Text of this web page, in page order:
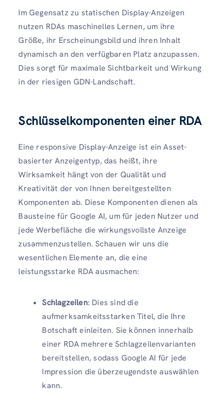
Im Gegensatz zu statischen Display-Anzeigen
nutzen RDAs maschinelles Lernen, um ihre
Größe, ihr Erscheinungsbild und ihren Inhalt
dynamisch an den verfügbaren Platz anzupassen.
Dies sorgt für maximale Sichtbarkeit und Wirkung
in der riesigen GDN-Landschaft.
Schlüsselkomponenten einer RDA
Eine responsive Display-Anzeige ist ein Asset-
basierter Anzeigentyp, das heißt, ihre
Wirksamkeit hängt von der Qualität und
Kreativität der von Ihnen bereitgestellten
Komponenten ab. Diese Komponenten dienen als
Bausteine ​​für Google AI, um für jeden Nutzer und
jede Werbefläche die wirkungsvollste Anzeige
zusammenzustellen. Schauen wir uns die
wesentlichen Elemente an, die eine
leistungsstarke RDA ausmachen:
Schlagzeilen: Dies sind die
aufmerksamkeitsstarken Titel, die Ihre
Botschaft einleiten. Sie können innerhalb
einer RDA mehrere Schlagzeilenvarianten
bereitstellen, sodass Google AI für jede
Impression die überzeugendste auswählen
kann.